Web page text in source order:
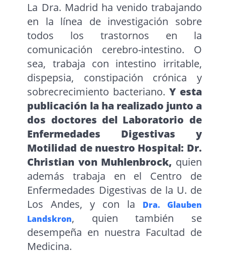
La Dra. Madrid ha venido trabajando
en la línea de investigación sobre
todos los trastornos en la
comunicación cerebro-intestino. O
sea, trabaja con intestino irritable,
dispepsia, constipación crónica y
sobrecrecimiento bacteriano.Y esta
publicación la ha realizado junto a
dos doctores del Laboratorio de
Enfermedades Digestivas y
Motilidad de nuestro Hospital: Dr.
Christian von Muhlenbrock, quien
además trabaja en el Centro de
Enfermedades Digestivas de la U. de
Los Andes, y con la
Dra. Glauben
Landskron, quien también se
desempeña en nuestra Facultad de
Medicina.